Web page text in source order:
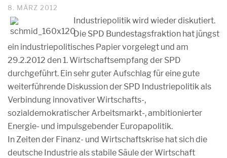
8. MÄRZ 2012
Industriepolitik wird wieder diskutiert.
Die SPD Bundestagsfraktion hat jüngst
ein industriepolitisches Papier vorgelegt und am
29.2.2012 den 1. Wirtschaftsempfang der SPD
durchgeführt. Ein sehr guter Aufschlag für eine gute
weiterführende Diskussion der SPD Industriepolitik als
Verbindung innovativer Wirtschafts-,
sozialdemokratischer Arbeitsmarkt-, ambitionierter
Energie- und impulsgebender Europapolitik.
In Zeiten der Finanz- und Wirtschaftskrise hat sich die
deutsche Industrie als stabile Säule der Wirtschaft